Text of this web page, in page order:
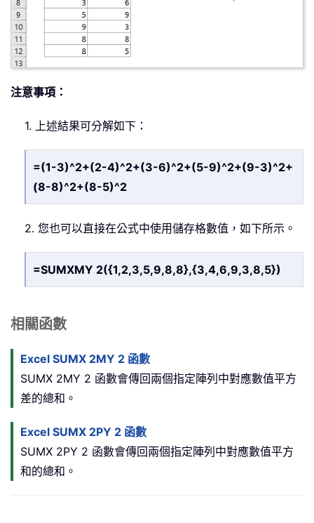
注意事項：
1. 上述結果可分解如下：
=(1-3)^2+(2-4)^2+(3-6)^2+(5-9)^2+(9-3)^2+
(8-8)^2+(8-5)^2
2. 您也可以直接在公式中使用儲存格數值，如下所示。
=SUMXMY 2({1,2,3,5,9,8,8},{3,4,6,9,3,8,5})
相關函數
Excel SUMX 2MY 2 函數
SUMX 2MY 2 函數會傳回兩個指定陣列中對應數值平方
差的總和。
Excel SUMX 2PY 2 函數
SUMX 2PY 2 函數會傳回兩個指定陣列中對應數值平方
和的總和。